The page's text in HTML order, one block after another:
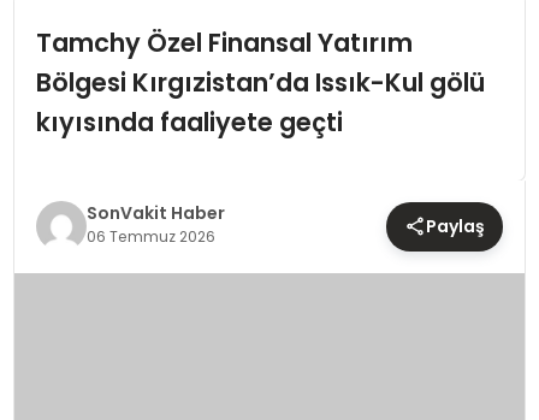
EKONOMI
SPOR
TEKNOLOJI
YAŞAM
Tamchy Özel Finansal Yatırım
Bölgesi Kırgızistan’da Issık-Kul gölü
kıyısında faaliyete geçti
SonVakit Haber
06 Temmuz 2026 Paylaş